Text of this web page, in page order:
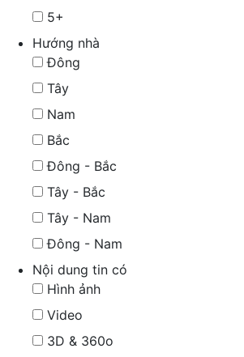
5+
Hướng nhà
Đông
Tây
Nam
Bắc
Đông - Bắc
Tây - Bắc
Tây - Nam
Đông - Nam
Nội dung tin có
Hình ảnh
Video
3D & 360o